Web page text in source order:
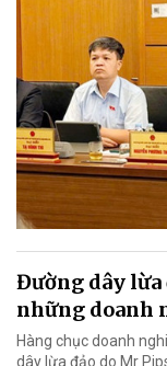
Đường dây lừa
những doanh
Hàng chục doanh
dây lừa đảo do Mr